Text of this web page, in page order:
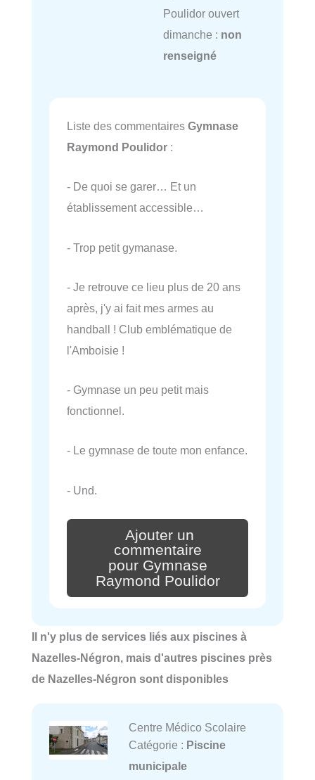
Poulidor ouvert
dimanche : non
renseigné
Liste des commentaires Gymnase
Raymond Poulidor :
- De quoi se garer… Et un
établissement accessible…
- Trop petit gymanase.
- Je retrouve ce lieu plus de 20 ans
après, j'y ai fait mes armes au
handball ! Club emblématique de
l'Amboisie !
- Gymnase un peu petit mais
fonctionnel.
- Le gymnase de toute mon enfance.
- Und.
Ajouter un
commentaire
pour Gymnase
Raymond Poulidor
Il n'y plus de services liés aux piscines à
Nazelles-Négron, mais d'autres piscines près
de Nazelles-Négron sont disponibles
Centre Médico Scolaire
Catégorie : Piscine
municipale